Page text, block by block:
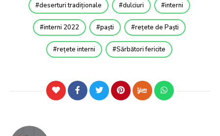
deserturi tradiționale dulciuri interni
interni 2022 paști rețete de Paști
rețete interni Sărbători fericite